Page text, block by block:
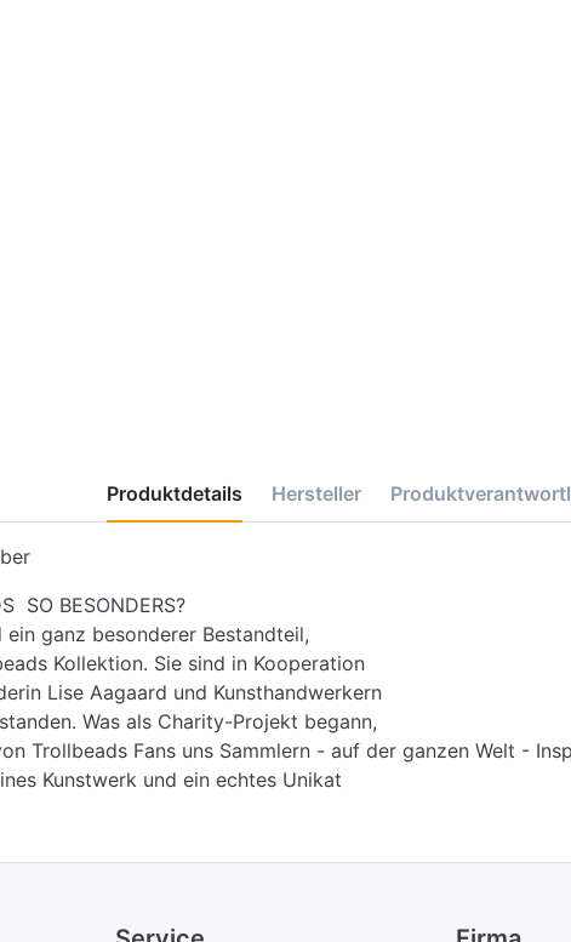
Produktdetails Hersteller
SO BESONDERS?
ein ganz besonderer Bestandteil,
Kollektion. Sie sind in Kooperation
Lise Aagaard und Kunsthandwerkern
Was als Charity-Projekt begann,
Trollbeads Fans uns Sammlern - auf der ganzen Welt -
Kunstwerk und ein echtes Unikat